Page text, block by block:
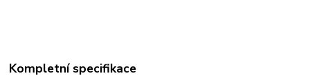
Kompletní specifikace